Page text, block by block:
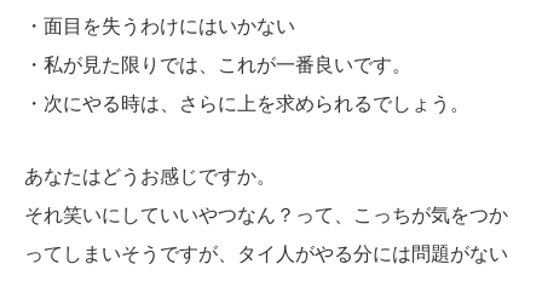
・面目を失うわけにはいかない
・私が見た限りでは、これが一番良いです。
・次にやる時は、さらに上を求められるでしょう。
あなたはどうお感じですか。
それ笑いにしていいやつなん？って、こっちが気をつか
ってしまいそうですが、タイ人がやる分には問題がない